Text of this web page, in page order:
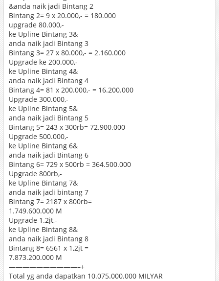
&anda naik jadi Bintang 2
Bintang 2= 9 x 20.000,- = 180.000
upgrade 80.000,-
ke Upline Bintang 3&
anda naik jadi Bintang 3
Bintang 3= 27 x 80.000,- = 2.160.000
Upgrade ke 200.000,-
ke Upline Bintang 4&
anda naik jadi Bintang 4
Bintang 4= 81 x 200.000,- = 16.200.000
Upgrade 300.000,-
ke Upline Bintang 5&
anda naik jadi Bintang 5
Bintang 5= 243 x 300rb= 72.900.000
Upgrade 500.000,-
ke Upline Bintang 6&
anda naik jadi Bintang 6
Bintang 6= 729 x 500rb = 364.500.000
Upgrade 800rb,-
ke Upline Bintang 7&
anda naik jadi bintang 7
Bintang 7= 2187 x 800rb=
1.749.600.000 M
Upgrade 1.2jt,-
ke Upline Bintang 8&
anda naik jadi Bintang 8
Bintang 8= 6561 x 1,2jt =
7.873.200.000 M
——————————–+
Total yg anda dapatkan 10.075.000.000 MILYAR